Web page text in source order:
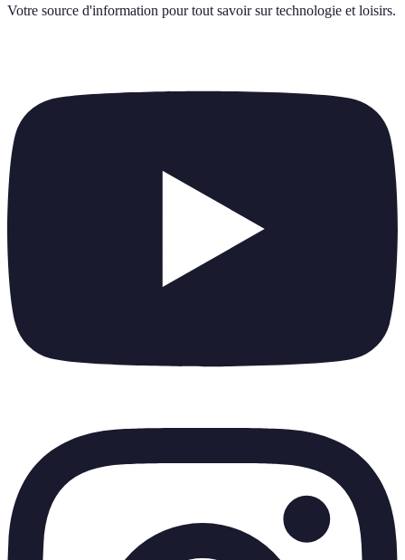
Votre source d'information pour tout savoir sur technologie et loisirs.